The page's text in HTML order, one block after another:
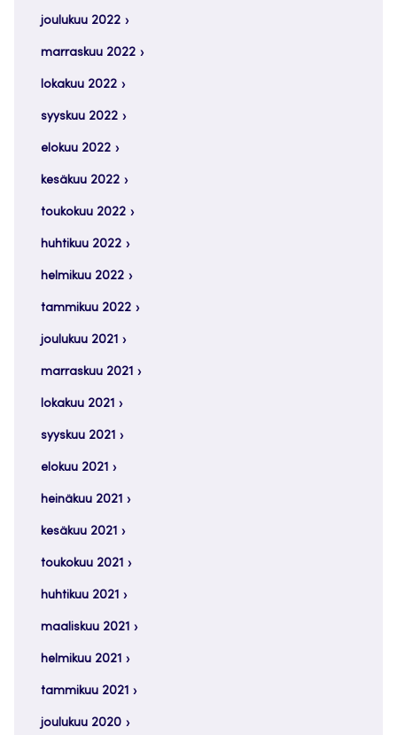
joulukuu 2022
marraskuu 2022
lokakuu 2022
syyskuu 2022
elokuu 2022
kesäkuu 2022
toukokuu 2022
huhtikuu 2022
helmikuu 2022
tammikuu 2022
joulukuu 2021
marraskuu 2021
lokakuu 2021
syyskuu 2021
elokuu 2021
heinäkuu 2021
kesäkuu 2021
toukokuu 2021
huhtikuu 2021
maaliskuu 2021
helmikuu 2021
tammikuu 2021
joulukuu 2020